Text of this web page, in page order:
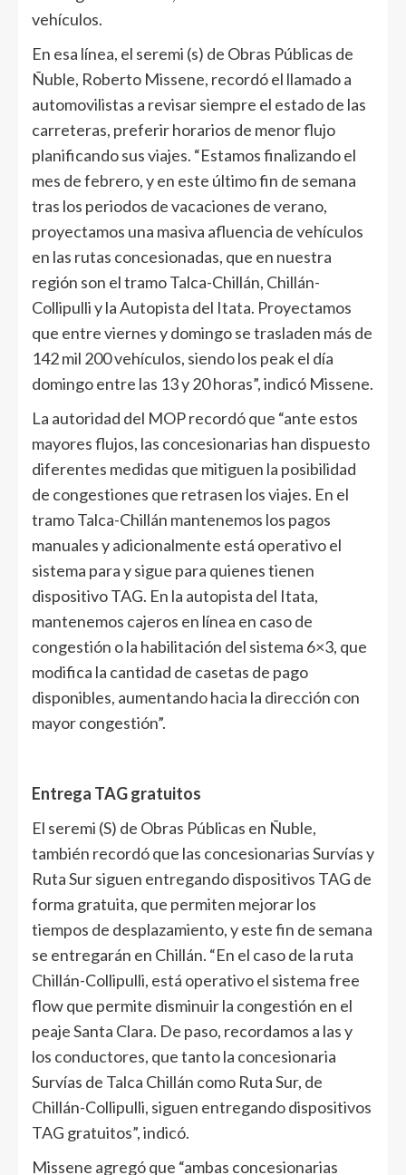
vehículos.
En esa línea, el seremi (s) de Obras Públicas de
Ñuble, Roberto Missene, recordó el llamado a
automovilistas a revisar siempre el estado de las
carreteras, preferir horarios de menor flujo
planificando sus viajes. “Estamos finalizando el
mes de febrero, y en este último fin de semana
tras los periodos de vacaciones de verano,
proyectamos una masiva afluencia de vehículos
en las rutas concesionadas, que en nuestra
región son el tramo Talca-Chillán, Chillán-
Collipulli y la Autopista del Itata. Proyectamos
que entre viernes y domingo se trasladen más de
142 mil 200 vehículos, siendo los peak el día
domingo entre las 13 y 20 horas”, indicó Missene.
La autoridad del MOP recordó que “ante estos
mayores flujos, las concesionarias han dispuesto
diferentes medidas que mitiguen la posibilidad
de congestiones que retrasen los viajes. En el
tramo Talca-Chillán mantenemos los pagos
manuales y adicionalmente está operativo el
sistema para y sigue para quienes tienen
dispositivo TAG. En la autopista del Itata,
mantenemos cajeros en línea en caso de
congestión o la habilitación del sistema 6×3, que
modifica la cantidad de casetas de pago
disponibles, aumentando hacia la dirección con
mayor congestión”.
Entrega TAG gratuitos
El seremi (S) de Obras Públicas en Ñuble,
también recordó que las concesionarias Survías y
Ruta Sur siguen entregando dispositivos TAG de
forma gratuita, que permiten mejorar los
tiempos de desplazamiento, y este fin de semana
se entregarán en Chillán. “En el caso de la ruta
Chillán-Collipulli, está operativo el sistema free
flow que permite disminuir la congestión en el
peaje Santa Clara. De paso, recordamos a las y
los conductores, que tanto la concesionaria
Survías de Talca Chillán como Ruta Sur, de
Chillán-Collipulli, siguen entregando dispositivos
TAG gratuitos”, indicó.
Missene agregó que “ambas concesionarias